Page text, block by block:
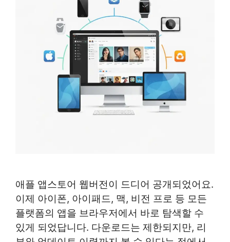
애플 앱스토어 웹버전이 드디어 공개되었어요.
이제 아이폰, 아이패드, 맥, 비전 프로 등 모든
플랫폼의 앱을 브라우저에서 바로 탐색할 수
있게 되었답니다. 다운로드는 제한되지만, 리